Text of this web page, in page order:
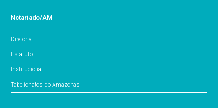
Notariado/AM
Diretoria
Estatuto
Institucional
Tabelionatos do Amazonas